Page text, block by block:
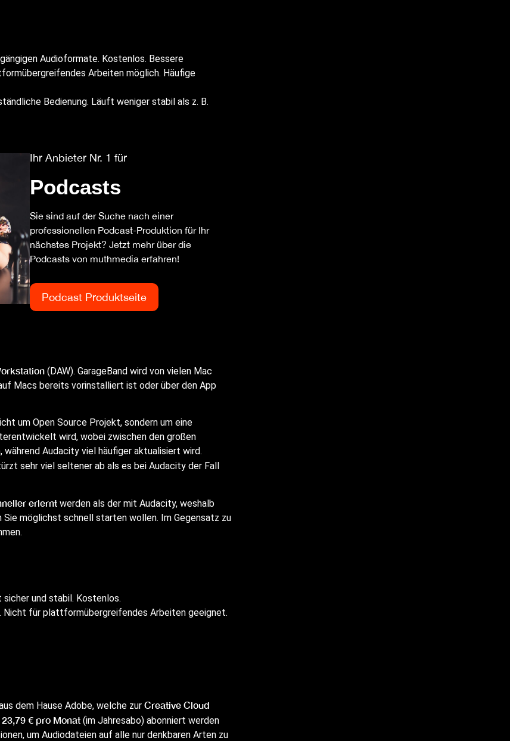
Audioformate. Kostenlos. Bessere
Arbeiten möglich. Häufige
Bedienung. Läuft weniger stabil als z. B.
Ihr Anbieter Nr. 1 für
Podcasts
Sie sind auf der Suche nach einer
professionellen Podcast-Produktion für Ihr
nächstes Projekt? Jetzt mehr über die
Podcasts von muthmedia erfahren!
Podcast Produktseite
(DAW). GarageBand wird von vielen Mac
Macs bereits vorinstalliert ist oder über den App
um Open Source Projekt, sondern um eine
wird, wobei zwischen den großen
Audacity viel häufiger aktualisiert wird.
sehr viel seltener ab als es bei Audacity der Fall
erlernt werden als der mit Audacity, weshalb
möglichst schnell starten wollen. Im Gegensatz zu
und stabil. Kostenlos.
Nicht für plattformübergreifendes Arbeiten geeignet.
dem Hause Adobe, welche zur Creative Cloud
23,79 € pro Monat (im Jahresabo) abonniert werden
um Audiodateien auf alle nur denkbaren Arten zu